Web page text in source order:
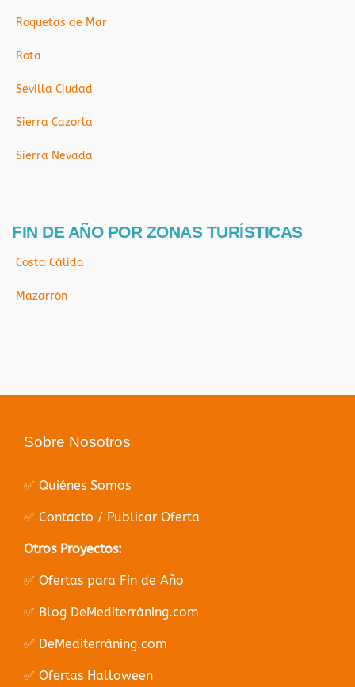
Roquetas de Mar
Rota
Sevilla Ciudad
Sierra Cazorla
Sierra Nevada
FIN DE AÑO POR ZONAS TURÍSTICAS
Costa Cálida
Mazarrón
Sobre Nosotros
✅ Quiénes Somos
✅ Contacto / Publicar Oferta
Otros Proyectos:
✅ Ofertas para Fin de Año
✅ Blog DeMediterràning.com
✅ DeMediterràning.com
✅ Ofertas Halloween